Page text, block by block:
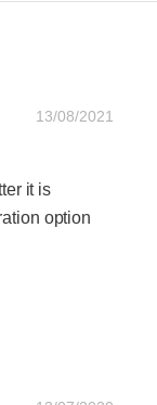
13/08/2021
it is
option